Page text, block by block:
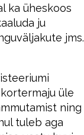
ka üheskoos
ju
jms.
üle
ning
tuleb aga